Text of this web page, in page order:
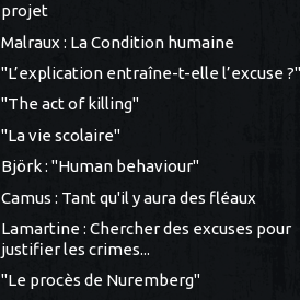
projet
Malraux : La Condition humaine
"L’explication entraîne-t-elle l’excuse ?"
"The act of killing"
"La vie scolaire"
Björk : "Human behaviour"
Camus : Tant qu'il y aura des fléaux
Lamartine : Chercher des excuses pour
justifier les crimes...
"Le procès de Nuremberg"